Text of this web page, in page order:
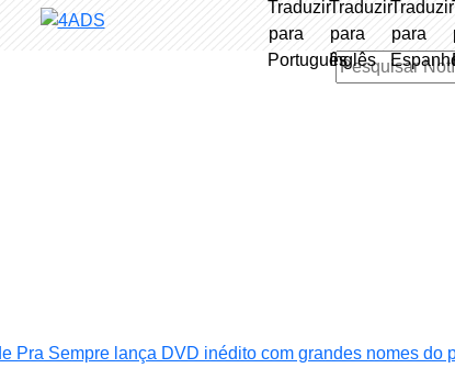
Pesquisar
Pra Sempre lança DVD inédito com grandes nomes do